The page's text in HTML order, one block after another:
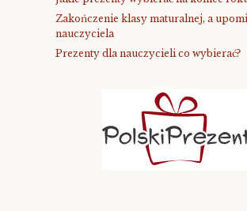
Zakończenie klasy maturalnej, a
nauczyciela
Prezenty dla nauczycieli co wybierać?